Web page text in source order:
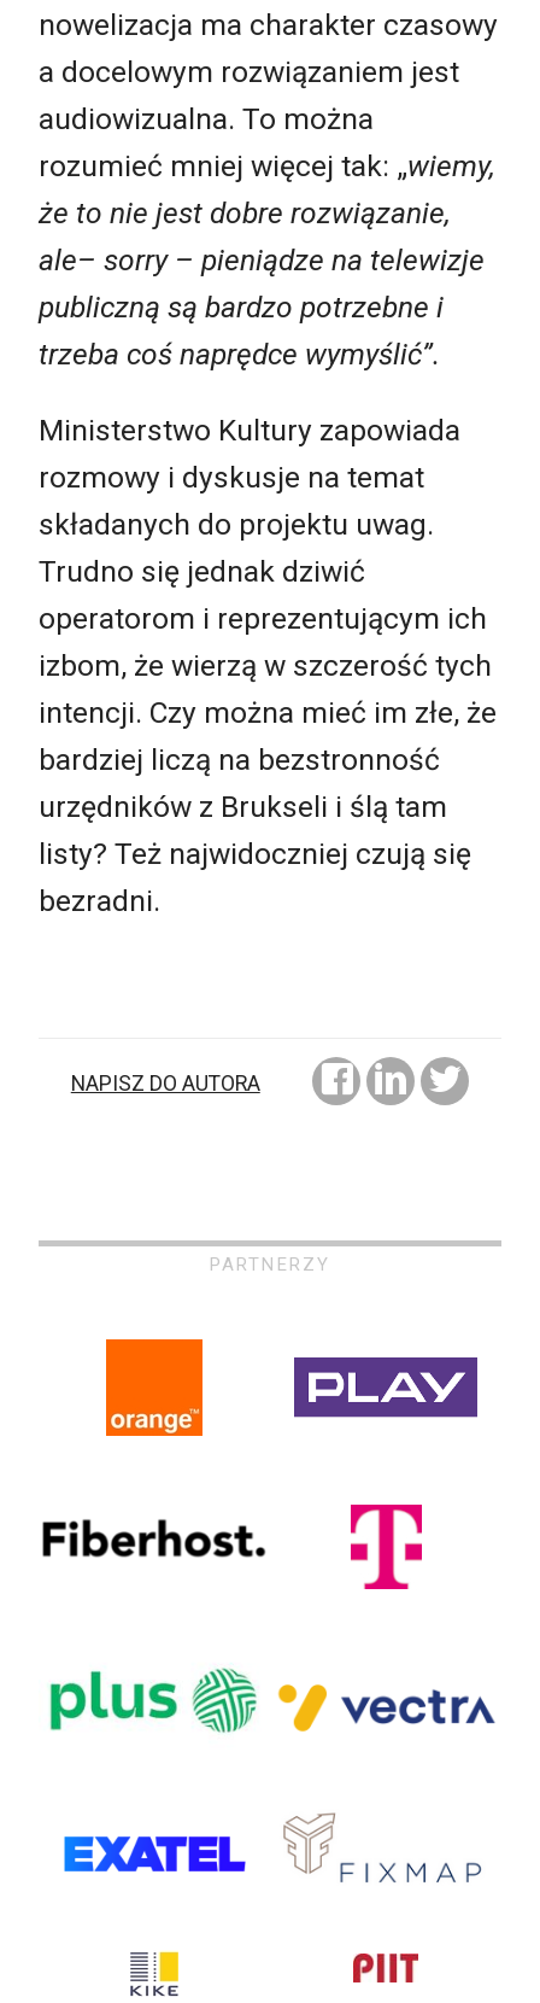
nowelizacja ma charakter czasowy
a docelowym rozwiązaniem jest
audiowizualna. To można
rozumieć mniej więcej tak: „wiemy,
że to nie jest dobre rozwiązanie,
ale– sorry – pieniądze na telewizje
publiczną są bardzo potrzebne i
trzeba coś naprędce wymyślić”.
Ministerstwo Kultury zapowiada
rozmowy i dyskusje na temat
składanych do projektu uwag.
Trudno się jednak dziwić
operatorom i reprezentującym ich
izbom, że wierzą w szczerość tych
intencji. Czy można mieć im złe, że
bardziej liczą na bezstronność
urzędników z Brukseli i ślą tam
listy? Też najwidoczniej czują się
bezradni.
NAPISZ DO AUTORA
PARTNERZY